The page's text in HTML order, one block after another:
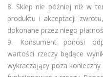
8. Sklep nie później niż w
produktu i akceptacji
dokonane przez niego
9. Konsument ponosi
wartości rzeczy będące
wykraczający poza